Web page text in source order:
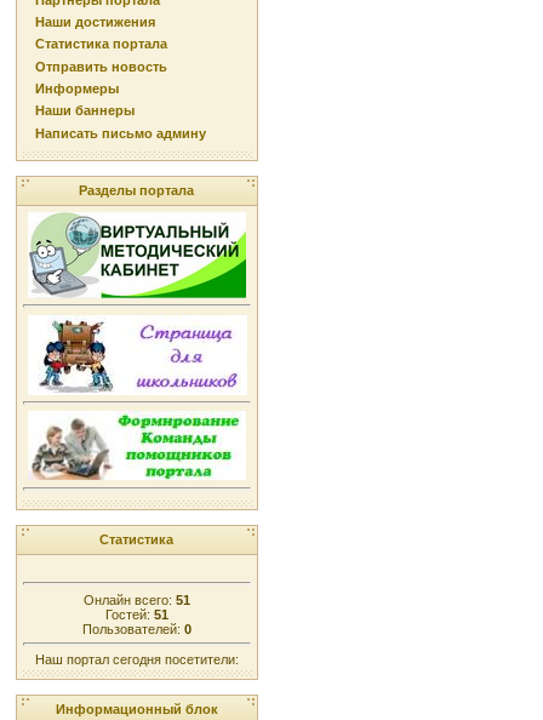
Наши достижения
Статистика портала
Отправить новость
Информеры
Наши баннеры
Написать письмо админу
Разделы портала
Статистика
Онлайн всего: 51
Гостей: 51
Пользователей: 0
Наш портал сегодня посетители:
Информационный блок